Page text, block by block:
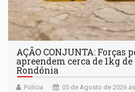
AÇÃO CONJUNTA: Forças
apreendem cerca de 1kg
Rondônia
Polícia 05 de Agosto de 2026